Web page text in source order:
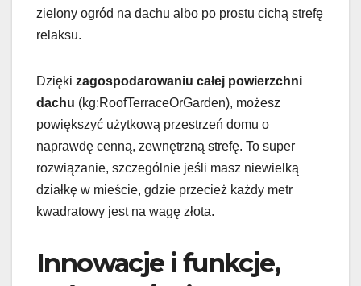
zielony ogród na dachu albo po prostu cichą strefę
relaksu.
Dzięki zagospodarowaniu całej powierzchni
dachu (kg:RoofTerraceOrGarden), możesz
powiększyć użytkową przestrzeń domu o
naprawdę cenną, zewnętrzną strefę. To super
rozwiązanie, szczególnie jeśli masz niewielką
działkę w mieście, gdzie przecież każdy metr
kwadratowy jest na wagę złota.
Innowacje i funkcje,